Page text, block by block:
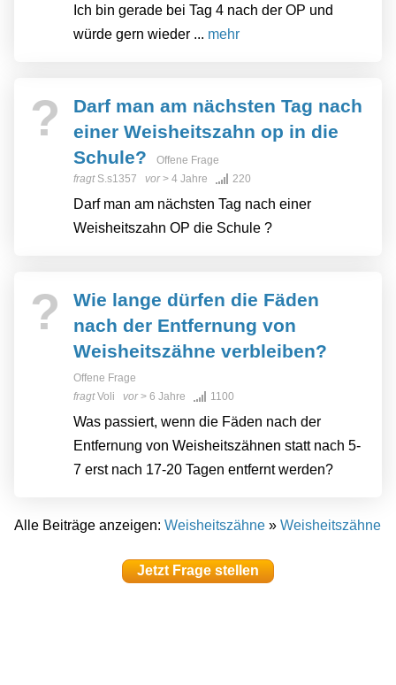
Ich bin gerade bei Tag 4 nach der OP und
würde gern wieder ... mehr
?
Darf man am nächsten Tag nach
einer Weisheitszahn op in die
Schule?
Offene Frage
fragt S.s1357 vor> 4 Jahre 220
Darf man am nächsten Tag nach einer
Weisheitszahn OP die Schule ?
?
Wie lange dürfen die Fäden
nach der Entfernung von
Weisheitszähne verbleiben?
Offene Frage
fragtVoli vor> 6 Jahre 1100
Was passiert, wenn die Fäden nach der
Entfernung von Weisheitszähnen statt nach 5-
7 erst nach 17-20 Tagen entfernt werden?
Alle Beiträge anzeigen: Weisheitszähne » Weisheitszähne
Jetzt Frage stellen